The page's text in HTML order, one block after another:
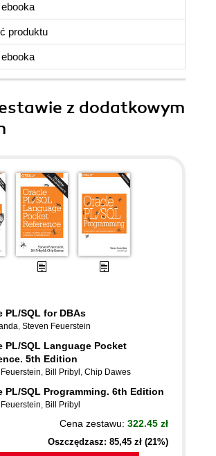
ebooka
produktu
ebooka
z dodatkowym
PL/SQL for DBAs
, Steven Feuerstein
PL/SQL Language Pocket
5th Edition
, Bill Pribyl , Chip Dawes
PL/SQL Programming. 6th Edition
, Bill Pribyl
Cena zestawu: 322.45 zł
Oszczędzasz: 85,45 zł (21%)